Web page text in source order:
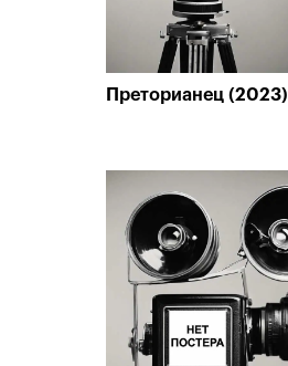
Преторианец (2023)